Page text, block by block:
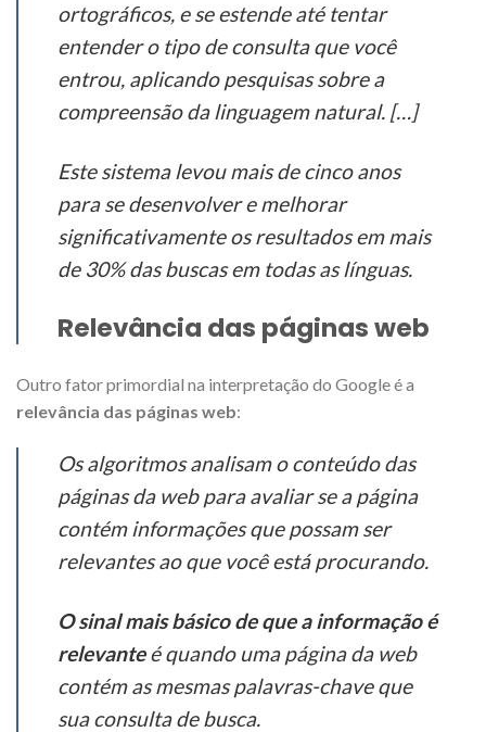
ortográficos, e se estende até tentar
entender o tipo de consulta que você
entrou, aplicando pesquisas sobre a
compreensão da linguagem natural. […]
Este sistema levou mais de cinco anos
para se desenvolver e melhorar
significativamente os resultados em mais
de 30% das buscas em todas as línguas.
Relevância das páginas web
Outro fator primordial na interpretação do Google é a
relevância das páginas web:
Os algoritmos analisam o conteúdo das
páginas da web para avaliar se a página
contém informações que possam ser
relevantes ao que você está procurando.
O sinal mais básico de que a informação é
relevanteé quando uma página da web
contém as mesmas palavras-chave que
sua consulta de busca.